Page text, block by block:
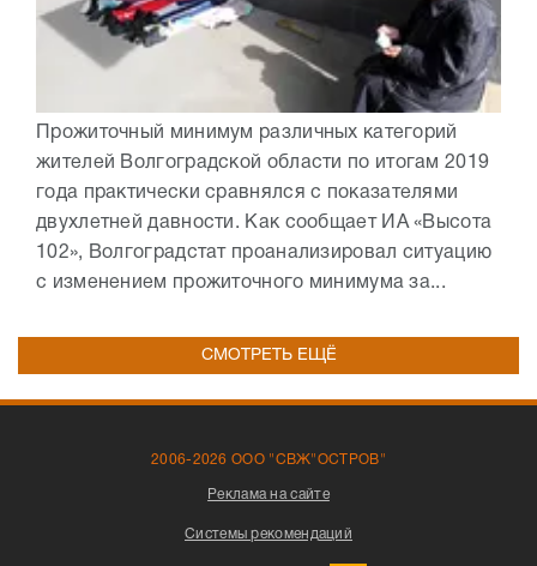
Прожиточный минимум различных категорий
жителей Волгоградской области по итогам 2019
года практически сравнялся с показателями
двухлетней давности. Как сообщает ИА «Высота
102», Волгоградстат проанализировал ситуацию
с изменением прожиточного минимума за...
СМОТРЕТЬ ЕЩЁ
2006-2026 ООО "СВЖ"ОСТРОВ"
Реклама на сайте
Системы рекомендаций